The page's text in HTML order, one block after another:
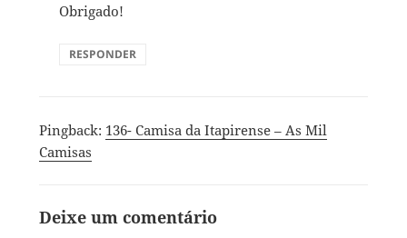
Obrigado!
RESPONDER
Pingback: 136- Camisa da Itapirense – As Mil
Camisas
Deixe um comentário